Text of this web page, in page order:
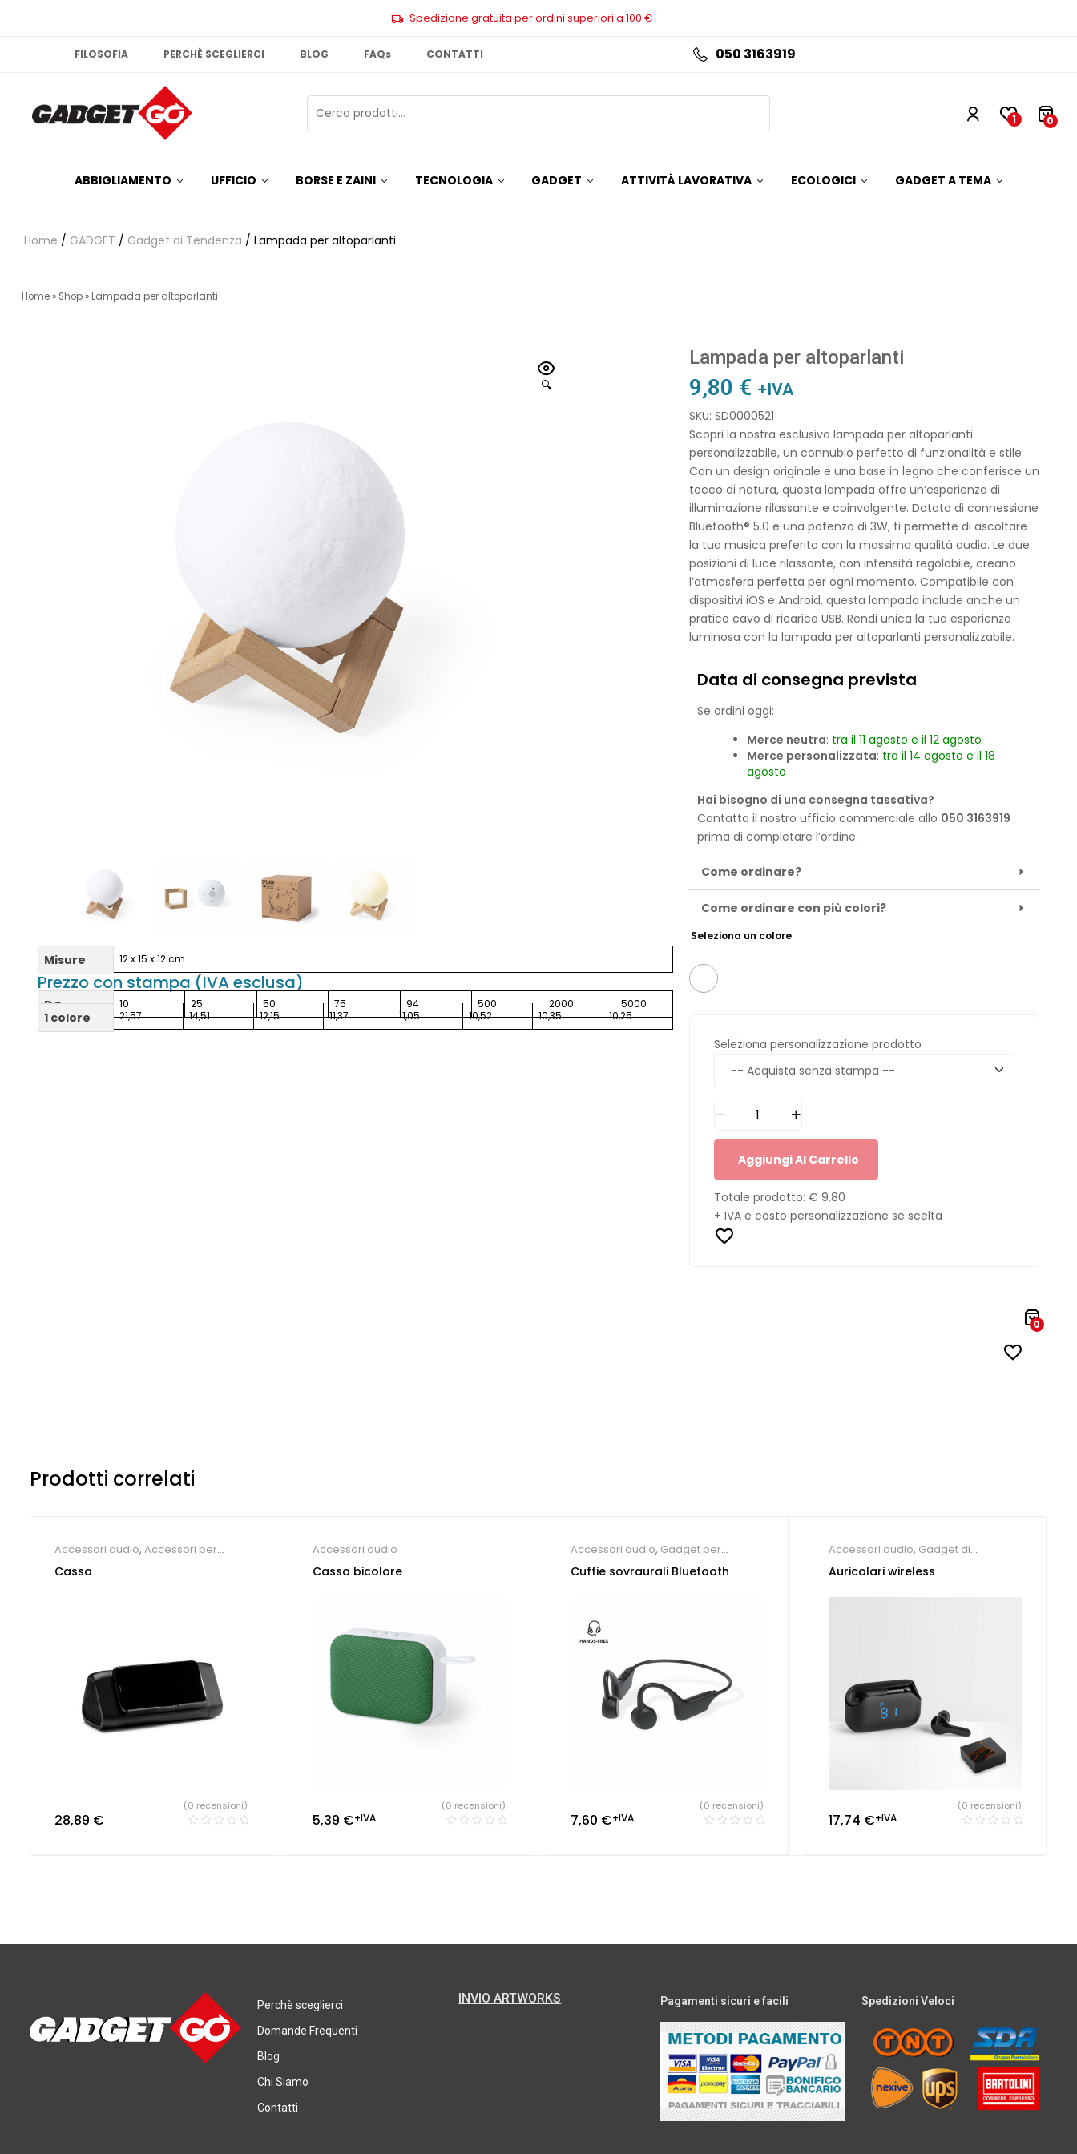
Spedizione gratuita per ordini superiori a 100 €
FILOSOFIA PERCHÈ SCEGLIERCI BLOG FAQs CONTATTI 050 3163919
1 0
ABBIGLIAMENTO UFFICIO BORSE E ZAINI TECNOLOGIA GADGET ATTIVITÀ LAVORATIVA ECOLOGICI GADGET A TEMA
Home / GADGET / Gadget di Tendenza / Lampada per altoparlanti
Home » Shop » Lampada per altoparlanti
🔍
Misure 12 x 15 x 12 cm
Prezzo con stampa (IVA esclusa)
Da 10 25 50 75 94 500 2000 5000
1 colore 21,57 14,51 12,15 11,37 11,05 10,52 10,35 10,25
Lampada per altoparlanti
9,80 € +IVA
SKU: SD0000521
Scopri la nostra esclusiva lampada per altoparlanti
personalizzabile, un connubio perfetto di funzionalità e stile.
Con un design originale e una base in legno che conferisce un
tocco di natura, questa lampada offre un’esperienza di
illuminazione rilassante e coinvolgente. Dotata di connessione
Bluetooth® 5.0 e una potenza di 3W, ti permette di ascoltare
la tua musica preferita con la massima qualità audio. Le due
posizioni di luce rilassante, con intensità regolabile, creano
l’atmosfera perfetta per ogni momento. Compatibile con
dispositivi iOS e Android, questa lampada include anche un
pratico cavo di ricarica USB. Rendi unica la tua esperienza
luminosa con la lampada per altoparlanti personalizzabile.
Data di consegna prevista
Se ordini oggi:
Merce neutra: tra il 11 agosto e il 12 agosto
Merce personalizzata: tra il 14 agosto e il 18
agosto
Hai bisogno di una consegna tassativa?
Contatta il nostro ufficio commerciale allo 050 3163919
prima di completare l’ordine.
Come ordinare?
Come ordinare con più colori?
Seleziona un colore
Seleziona personalizzazione prodotto
Aggiungi Al Carrello
Totale prodotto: € 9,80
+ IVA e costo personalizzazione se scelta
0
Prodotti correlati
Accessori audio, Accessori per
Smartphone
Cassa
28,89 €
(0 recensioni)
Accessori audio
Cassa bicolore
5,39 €+IVA
(0 recensioni)
Accessori audio, Gadget per
congressi
Cuffie sovraurali Bluetooth
7,60 €+IVA
(0 recensioni)
Accessori audio, Gadget di
Tendenza
Auricolari wireless
17,74 €+IVA
(0 recensioni)
Perchè sceglierci
Domande Frequenti
Blog
Chi Siamo
Contatti
INVIO ARTWORKS Pagamenti sicuri e facili Spedizioni Veloci